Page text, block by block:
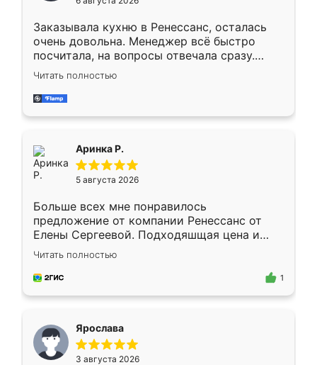
мебели буду заказывать только здесь.
Заказывала кухню в Ренессанс, осталась
очень довольна. Менеджер всё быстро
посчитала, на вопросы отвечала сразу.
Замерщик приехал в субботу, подошёл к
делу со всей ответственностью. Собрали
за день, ребята работали аккуратно, даже
Читать полностью
Аринка Р.
5 августа 2026
Больше всех мне понравилось
предложение от компании Ренессанс от
Елены Сергеевой. Подходяшщая цена и
короткие сроки изготовления. Приехавший
для замера сотрудник Владислав
предложил по моему эскизу самый
Читать полностью
1
Ярослава
3 августа 2026